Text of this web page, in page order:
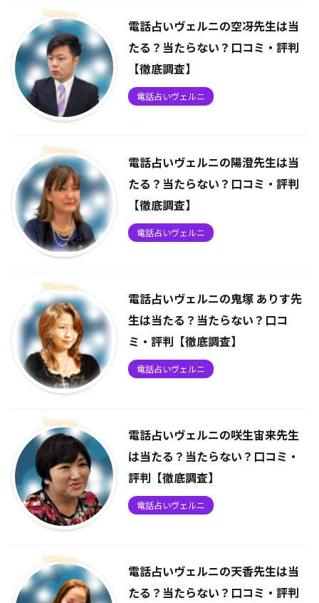
電話占いヴェルニの空冴先生は当
たる？当たらない？口コミ・評判
【徹底調査】
電話占いヴェルニ
電話占いヴェルニの陽澄先生は当
たる？当たらない？口コミ・評判
【徹底調査】
電話占いヴェルニ
電話占いヴェルニの鬼塚 ありす先
生は当たる？当たらない？口コ
ミ・評判【徹底調査】
電話占いヴェルニ
電話占いヴェルニの咲生宙来先生
は当たる？当たらない？口コミ・
評判【徹底調査】
電話占いヴェルニ
電話占いヴェルニの天香先生は当
たる？当たらない？口コミ・評判